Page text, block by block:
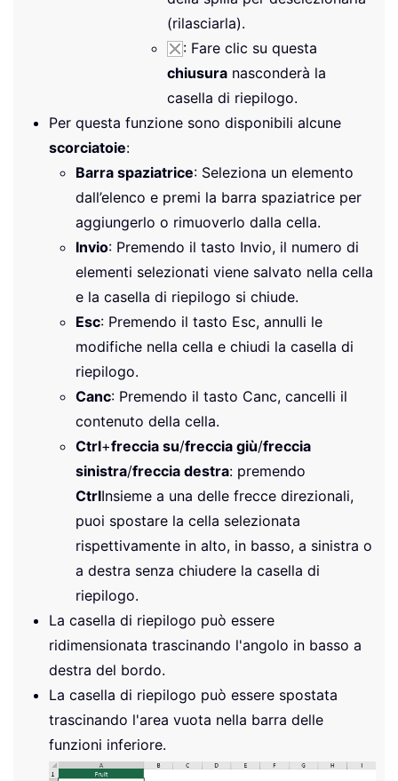
(rilasciarla).
: Fare clic su questa
chiusuranasconderà la
casella di riepilogo.
Per questa funzione sono disponibili alcune
scorciatoie:
Barra spaziatrice: Seleziona un elemento
dall’elenco e premi la barra spaziatrice per
aggiungerlo o rimuoverlo dalla cella.
Invio: Premendo il tasto Invio, il numero di
elementi selezionati viene salvato nella cella
e la casella di riepilogo si chiude.
Esc: Premendo il tasto Esc, annulli le
modifiche nella cella e chiudi la casella di
riepilogo.
Canc: Premendo il tasto Canc, cancelli il
contenuto della cella.
Ctrl+freccia su/freccia giù/freccia
sinistra/freccia destra: premendo
CtrlInsieme a una delle frecce direzionali,
puoi spostare la cella selezionata
rispettivamente in alto, in basso, a sinistra o
a destra senza chiudere la casella di
riepilogo.
La casella di riepilogo può essere
ridimensionata trascinando l'angolo in basso a
destra del bordo.
La casella di riepilogo può essere spostata
trascinando l'area vuota nella barra delle
funzioni inferiore.